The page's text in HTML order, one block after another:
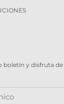
boletín y disfruta de